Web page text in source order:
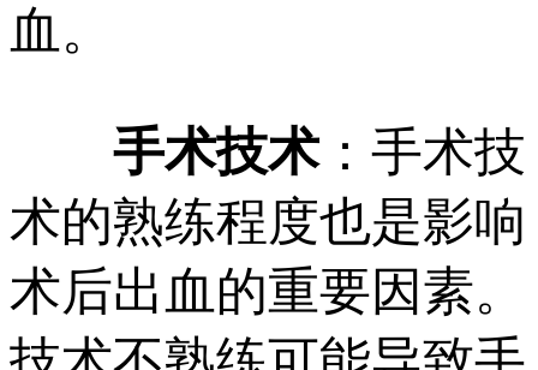
血。
手术技术：手术技
术的熟练程度也是影响
术后出血的重要因素。